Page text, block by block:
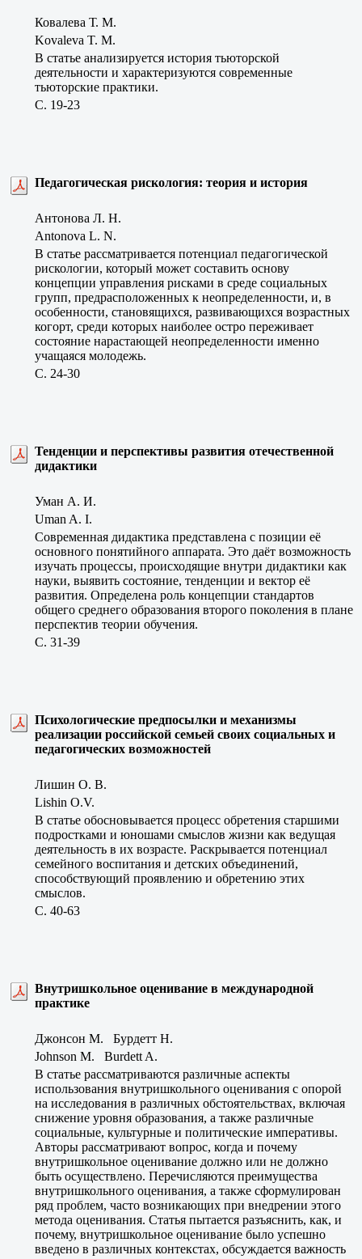
Ковалева Т. М.
Kovaleva T. M.
В статье анализируется история тьюторской
деятельности и характеризуются современные
тьюторские практики.
C. 19-23
Педагогическая рискология: теория и история
Антонова Л. Н.
Antonova L. N.
В статье рассматривается потенциал педагогической
рискологии, который может составить основу
концепции управления рисками в среде социальных
групп, предрасположенных к неопределенности, и, в
особенности, становящихся, развивающихся возрастных
когорт, среди которых наиболее остро переживает
состояние нарастающей неопределенности именно
учащаяся молодежь.
C. 24-30
Тенденции и перспективы развития отечественной
дидактики
Уман А. И.
Uman A. I.
Современная дидактика представлена с позиции её
основного понятийного аппарата. Это даёт возможность
изучать процессы, происходящие внутри дидактики как
науки, выявить состояние, тенденции и вектор её
развития. Определена роль концепции стандартов
общего среднего образования второго поколения в плане
перспектив теории обучения.
C. 31-39
Психологические предпосылки и механизмы
реализации российской семьей своих социальных и
педагогических возможностей
Лишин О. В.
Lishin O.V.
В статье обосновывается процесс обретения старшими
подростками и юношами смыслов жизни как ведущая
деятельность в их возрасте. Раскрывается потенциал
семейного воспитания и детских объединений,
способствующий проявлению и обретению этих
смыслов.
C. 40-63
Внутришкольное оценивание в международной
практике
Джонсон М. Бурдетт Н.
Johnson M. Burdett A.
В статье рассматриваются различные аспекты
использования внутришкольного оценивания с опорой
на исследования в различных обстоятельствах, включая
снижение уровня образования, а также различные
социальные, культурные и политические императивы.
Авторы рассматривают вопрос, когда и почему
внутришкольное оценивание должно или не должно
быть осуществлено. Перечисляются преимущества
внутришкольного оценивания, а также сформулирован
ряд проблем, часто возникающих при внедрении этого
метода оценивания. Статья пытается разъяснить, как, и
почему, внутришкольное оценивание было успешно
введено в различных контекстах, обсуждается важность